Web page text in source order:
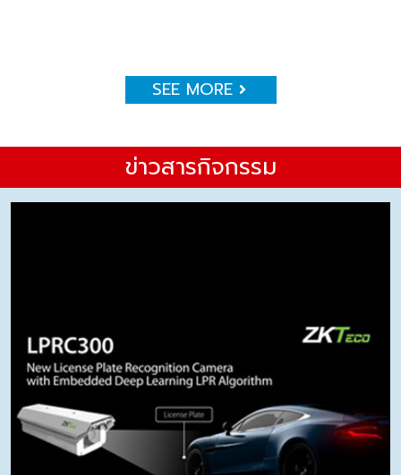
SEE MORE
ข่าวสารกิจกรรม